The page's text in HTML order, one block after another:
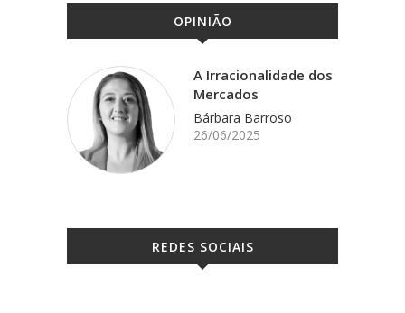
OPINIÃO
A Irracionalidade dos
Mercados
Bárbara Barroso
26/06/2025
REDES SOCIAIS